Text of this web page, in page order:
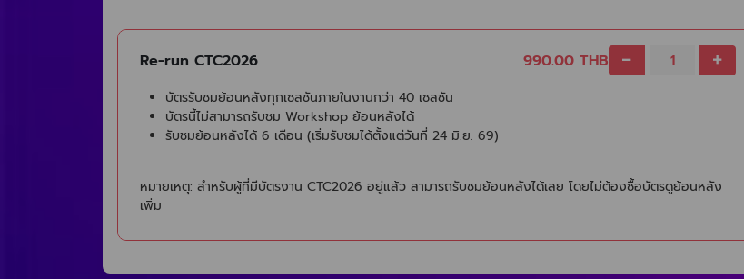
Re-run​ CTC2026 990.00 THB
บัตรรับชมย้อนหลังทุกเซสชันภายในงานกว่า 40 เซสชัน
บัตรนี้ไม่สามารถรับชม Workshop ย้อนหลังได้
รับชมย้อนหลังได้ 6 เดือน (เริ่มรับชมได้ตั้งแต่วันที่ 24 มิ.ย. 69)
หมายเหตุ: สำหรับผู้ที่มีบัตรงาน CTC2026 อยู่แล้ว สามารถรับชมย้อนหลังได้เลย โดยไม่ต้องซื้อบัตรดูย้อนหลัง
เพิ่ม